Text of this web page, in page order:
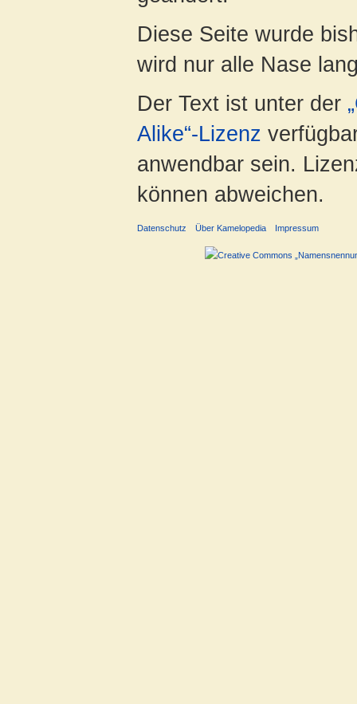
Diese Seite wurde
wird nur alle Nase
Der Text ist unter der
Alike“-Lizenz
anwendbar sein.
können abweichen.
Datenschutz Über Kamelopedia Impressum